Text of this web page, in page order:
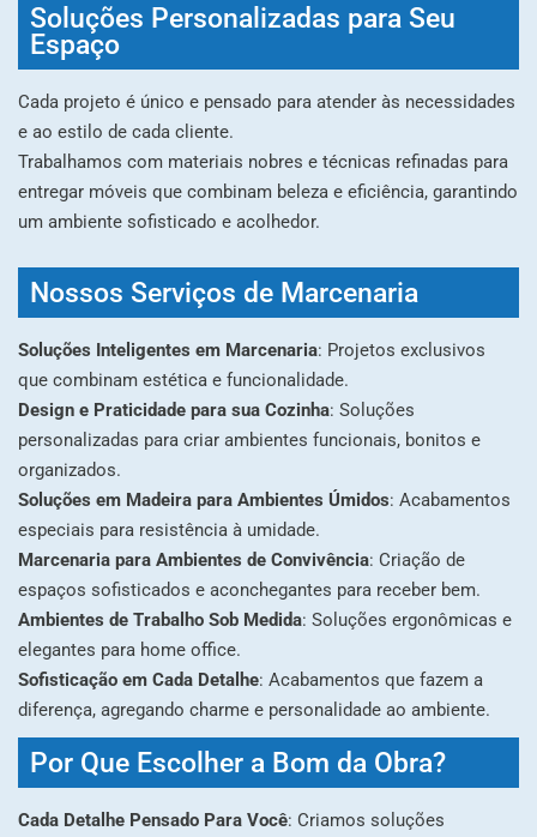
Soluções Personalizadas para Seu
Espaço
Cada projeto é único e pensado para atender às necessidades
e ao estilo de cada cliente.
Trabalhamos com materiais nobres e técnicas refinadas para
entregar móveis que combinam beleza e eficiência, garantindo
um ambiente sofisticado e acolhedor.
Nossos Serviços de Marcenaria
Soluções Inteligentes em Marcenaria: Projetos exclusivos
que combinam estética e funcionalidade.
Design e Praticidade para sua Cozinha: Soluções
personalizadas para criar ambientes funcionais, bonitos e
organizados.
Soluções em Madeira para Ambientes Úmidos: Acabamentos
especiais para resistência à umidade.
Marcenaria para Ambientes de Convivência: Criação de
espaços sofisticados e aconchegantes para receber bem.
Ambientes de Trabalho Sob Medida: Soluções ergonômicas e
elegantes para home office.
Sofisticação em Cada Detalhe: Acabamentos que fazem a
diferença, agregando charme e personalidade ao ambiente.
Por Que Escolher a Bom da Obra?
Cada Detalhe Pensado Para Você: Criamos soluções